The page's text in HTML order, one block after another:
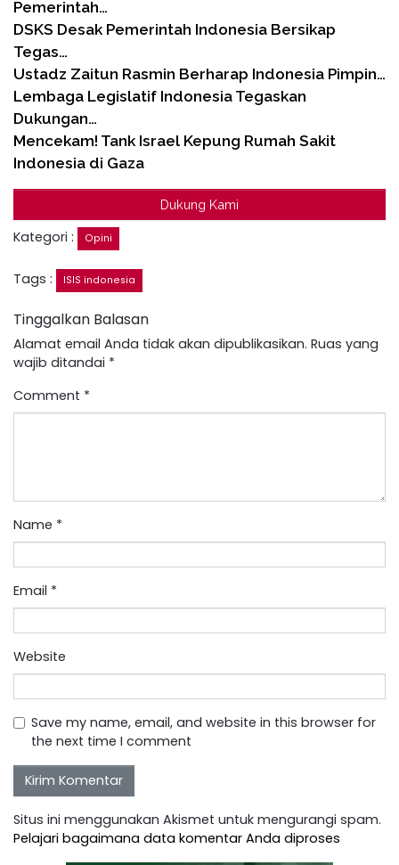
Pemerintah…
DSKS Desak Pemerintah Indonesia Bersikap
Tegas…
Ustadz Zaitun Rasmin Berharap Indonesia Pimpin…
Lembaga Legislatif Indonesia Tegaskan
Dukungan…
Mencekam! Tank Israel Kepung Rumah Sakit
Indonesia di Gaza
Dukung Kami
Kategori : Opini
Tags : ISIS indonesia
Tinggalkan Balasan
Alamat email Anda tidak akan dipublikasikan. Ruas yang
wajib ditandai *
Comment *
Name *
Email *
Website
Save my name, email, and website in this browser for
the next time I comment
Situs ini menggunakan Akismet untuk mengurangi spam.
Pelajari bagaimana data komentar Anda diproses